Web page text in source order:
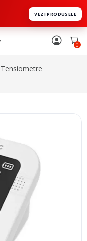
VEZI PRODUSELE
0
Tensiometre